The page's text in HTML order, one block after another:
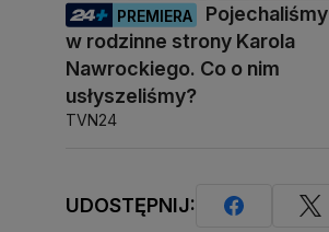
PREMIERA
Pojechaliśmy
w rodzinne strony Karola
Nawrockiego. Co o nim
usłyszeliśmy?
TVN24
UDOSTĘPNIJ: